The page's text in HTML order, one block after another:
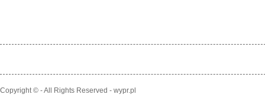
Copyright © - All Rights Reserved - wypr.pl